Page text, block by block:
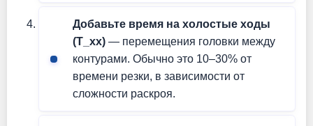
Добавьте время на холостые ходы
(T_хх) — перемещения головки между
контурами. Обычно это 10–30% от
времени резки, в зависимости от
сложности раскроя.